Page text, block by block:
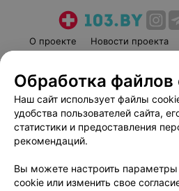
О проекте Новости проекта
Пользовательское
Вакансии
Написать
Обработка
Обработка файлов
Наш сайт использует файлы
удобства пользователей сайта,
статистики и предоставления
рекомендаций.
Вы можете настроить параметры
cookie или изменить свое